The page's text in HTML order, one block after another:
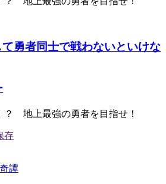
勇者同士で戦わないといけな
？ 地上最強の勇者を目指せ！